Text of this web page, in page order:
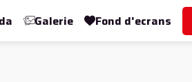
Galerie Fond d'ecrans